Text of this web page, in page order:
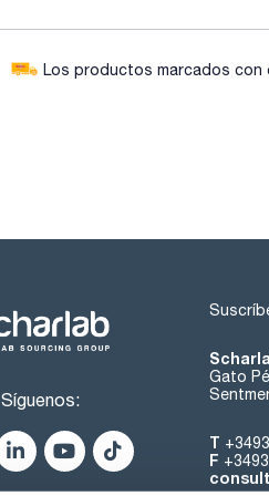
Los productos marcados con
Síguenos:
Gato
T
F